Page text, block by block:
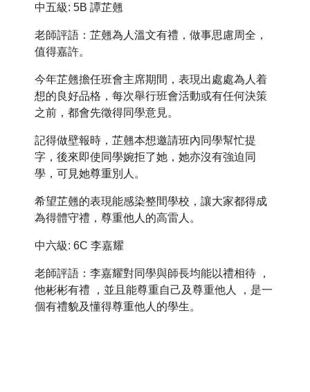
中五級: 5B 譚芷翹
老師評語：芷翹為人溫文有禮，做事思慮周全，
值得嘉許。
今年芷翹擔任班會主席期間，表現出處處為人着
想的良好品格，每次舉行班會活動或有任何決策
之前，都會先徵得同學意見。
記得做壁報時，芷翹本想邀請班內同學幫忙提
字，後來即使同學婉拒了她，她亦沒有強迫同
學，可見她尊重別人。
希望芷翹的表現能感染整間學校，讓大家都得成
為得體守禮，尊重他人的高雷人。
中六級: 6C 李嘉耀
老師評語：李嘉耀對同學與師長均能以禮相待 ，
他彬彬有禮 ，並且能尊重自己及尊重他人 ，是一
個有禮貌及懂得尊重他人的學生。